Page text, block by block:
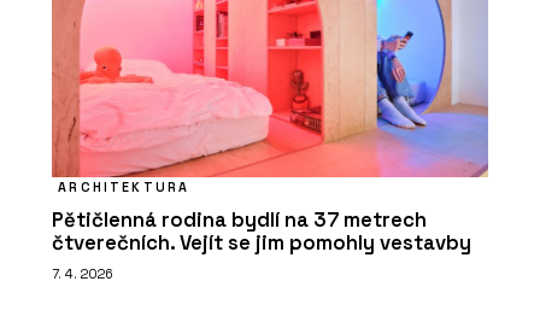
ARCHITEKTURA
Pětičlenná rodina bydlí na 37 metrech
čtverečních. Vejít se jim pomohly vestavby
7. 4. 2026